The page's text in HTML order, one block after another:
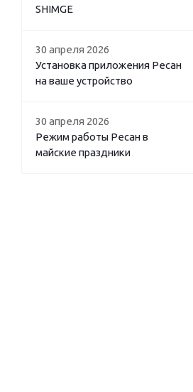
SHIMGE
30 апреля 2026
Установка приложения Ресан
на ваше устройство
30 апреля 2026
Режим работы Ресан в
майские праздники